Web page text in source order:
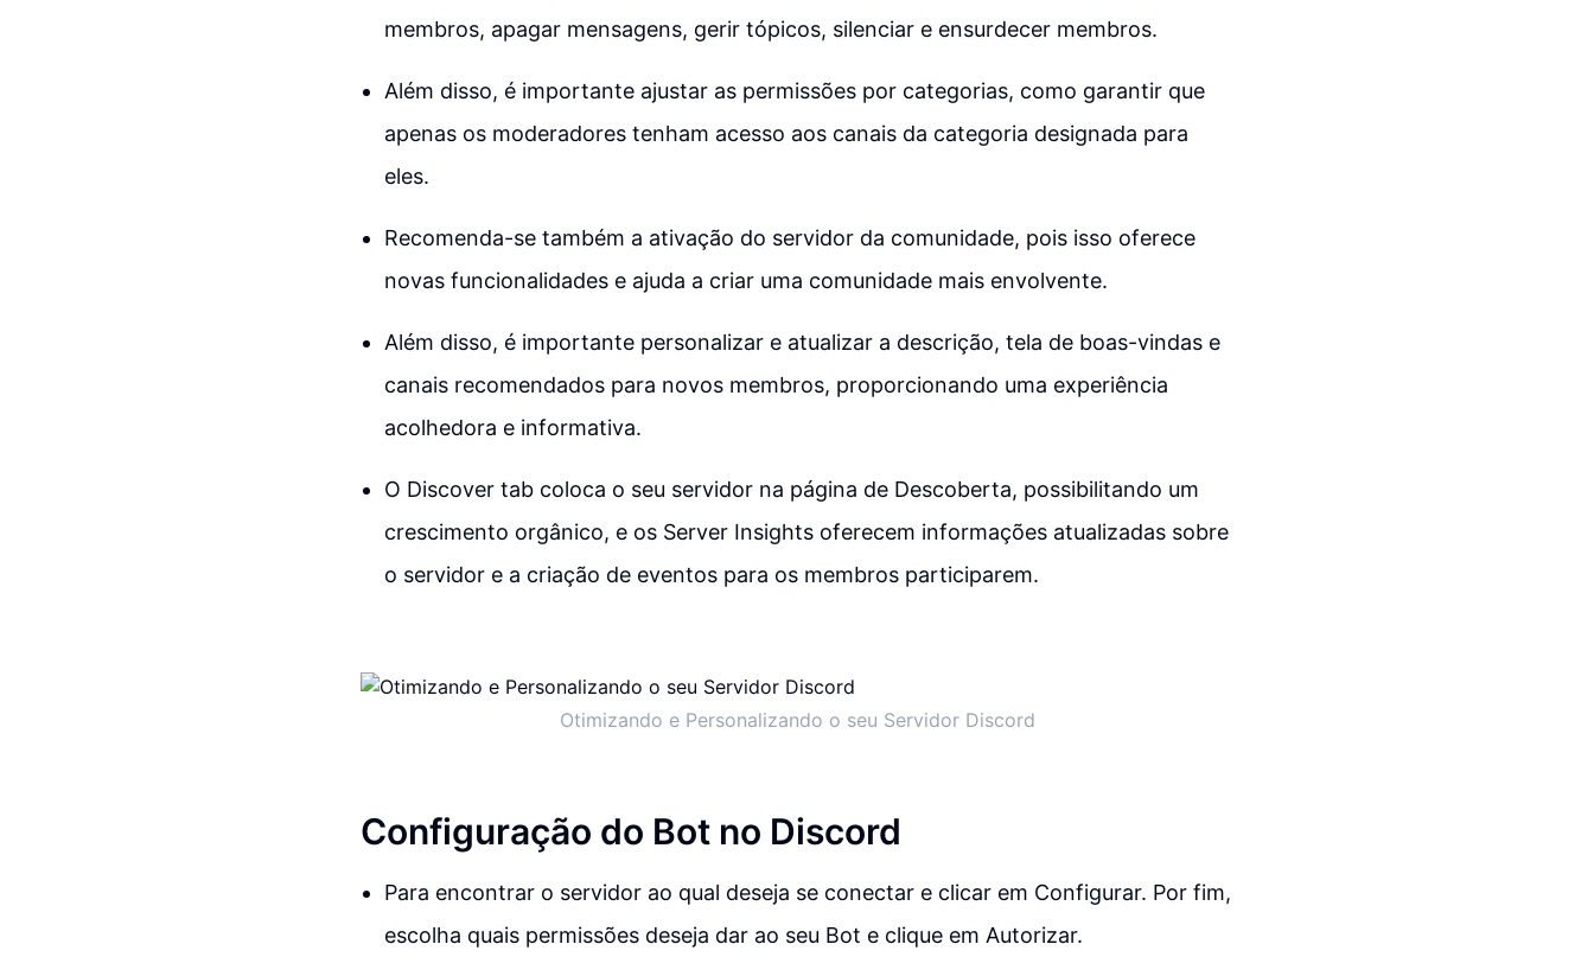
membros, apagar mensagens, gerir tópicos, silenciar e ensurdecer membros.
Além disso, é importante ajustar as permissões por categorias, como garantir que
apenas os moderadores tenham acesso aos canais da categoria designada para
eles.
Recomenda-se também a ativação do servidor da comunidade, pois isso oferece
novas funcionalidades e ajuda a criar uma comunidade mais envolvente.
Além disso, é importante personalizar e atualizar a descrição, tela de boas-vindas e
canais recomendados para novos membros, proporcionando uma experiência
acolhedora e informativa.
O Discover tab coloca o seu servidor na página de Descoberta, possibilitando um
crescimento orgânico, e os Server Insights oferecem informações atualizadas sobre
o servidor e a criação de eventos para os membros participarem.
Otimizando e Personalizando o seu Servidor Discord
Configuração do Bot no Discord
Para encontrar o servidor ao qual deseja se conectar e clicar em Configurar. Por fim,
escolha quais permissões deseja dar ao seu Bot e clique em Autorizar.